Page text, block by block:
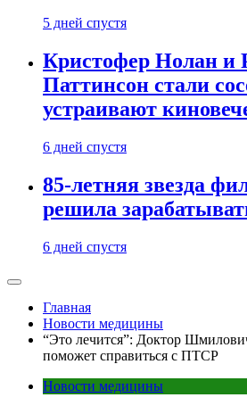
5 дней спустя
Кристофер Нолан и
Паттинсон стали
устраивают
6 дней спустя
85-летняя звезда
решила
6 дней спустя
Главная
Новости медицины
“Это лечится”: Доктор
поможет справиться с ПТСР
Новости медицины